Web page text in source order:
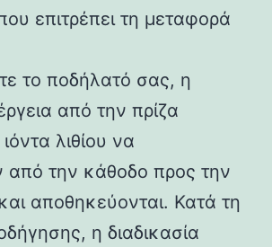
επιτρέπει τη μεταφορά
το ποδήλατό σας, η
από την πρίζα
λιθίου να
από την κάθοδο προς την
αποθηκεύονται. Κατά τη
η διαδικασία